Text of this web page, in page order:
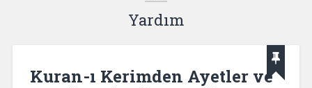
Yardım
Kuran-ı Kerimden Ayetler ve